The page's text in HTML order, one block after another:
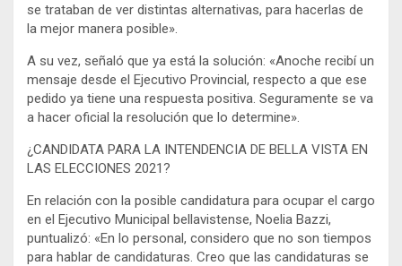
se trataban de ver distintas alternativas, para hacerlas de
la mejor manera posible».
A su vez, señaló que ya está la solución: «Anoche recibí un
mensaje desde el Ejecutivo Provincial, respecto a que ese
pedido ya tiene una respuesta positiva. Seguramente se va
a hacer oficial la resolución que lo determine».
¿CANDIDATA PARA LA INTENDENCIA DE BELLA VISTA EN
LAS ELECCIONES 2021?
En relación con la posible candidatura para ocupar el cargo
en el Ejecutivo Municipal bellavistense, Noelia Bazzi,
puntualizó: «En lo personal, considero que no son tiempos
para hablar de candidaturas. Creo que las candidaturas se